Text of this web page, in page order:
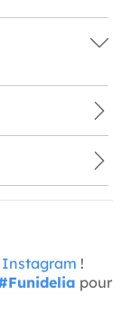
Instagram !
pour